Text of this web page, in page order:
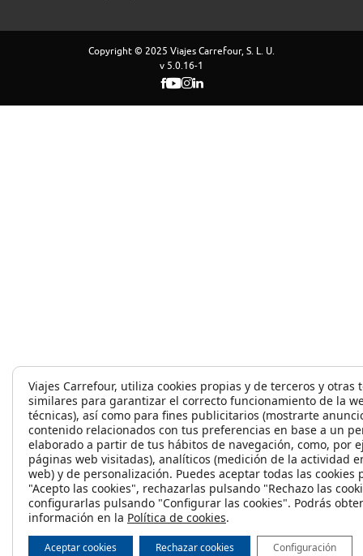
Copyright © 2025 Viajes Carrefour, S. L. U.
v 5.0.16-1
Viajes Carrefour, utiliza cookies propias y de terceros y otras
similares para garantizar el correcto funcionamiento de la
técnicas), así como para fines publicitarios (mostrarte
contenido relacionados con tus preferencias en base a un
elaborado a partir de tus hábitos de navegación, como, por
páginas web visitadas), analíticos (medición de la actividad
web) y de personalización. Puedes aceptar todas las cookies
"Acepto las cookies", rechazarlas pulsando "Rechazo las
configurarlas pulsando "Configurar las cookies". Podrás
información en la Política de cookies.
Aceptar cookies Rechazar cookies Configuración